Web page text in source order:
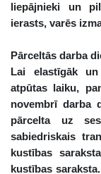
liepājnieki un
ierasts, varēs
Pārceltās darba
Lai elastīgāk
atpūtas laiku,
novembrī darba
pārcelta uz
sabiedriskais
kustības
kustības